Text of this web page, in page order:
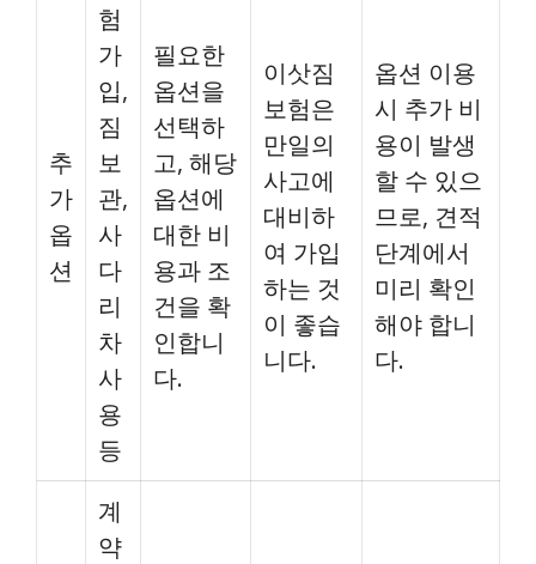
추
가
옵
션
험
가
입,
짐
보
관,
사
다
리
차
사
용
등
필요한
옵션을
선택하
고, 해당
옵션에
대한 비
용과 조
건을 확
인합니
다.
이삿짐
보험은
만일의
사고에
대비하
여 가입
하는 것
이 좋습
니다.
옵션 이용
시 추가 비
용이 발생
할 수 있으
므로, 견적
단계에서
미리 확인
해야 합니
다.
계
약